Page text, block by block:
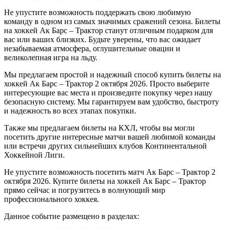
Не упустите возможность поддержать свою любимую
команду в одном из самых значимых сражений сезона. Билеты
на хоккей Ак Барс – Трактор станут отличным подарком для
вас или ваших близких. Будьте уверены, что вас ожидает
незабываемая атмосфера, оглушительные овации и
великолепная игра на льду.
Мы предлагаем простой и надежный способ купить билеты на
хоккей Ак Барс – Трактор 2 октября 2026. Просто выберите
интересующие вас места и произведите покупку через нашу
безопасную систему. Мы гарантируем вам удобство, быстроту
и надежность во всех этапах покупки.
Также мы предлагаем билеты на КХЛ, чтобы вы могли
посетить другие интересные матчи вашей любимой команды
или встречи других сильнейших клубов Континентальной
Хоккейной Лиги.
Не упустите возможность посетить матч Ак Барс – Трактор 2
октября 2026. Купите билеты на хоккей Ак Барс – Трактор
прямо сейчас и погрузитесь в волнующий мир
профессионального хоккея.
Данное событие размещено в разделах: